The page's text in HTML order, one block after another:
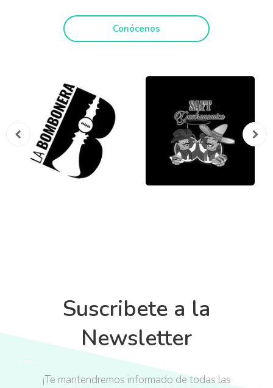
Conócenos
Suscribete a la
Newsletter
¡Te mantendremos informado de todas las